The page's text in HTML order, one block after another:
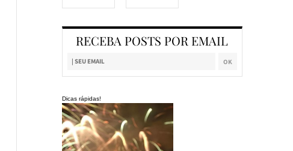
RECEBA POSTS POR EMAIL
Dicas rápidas!